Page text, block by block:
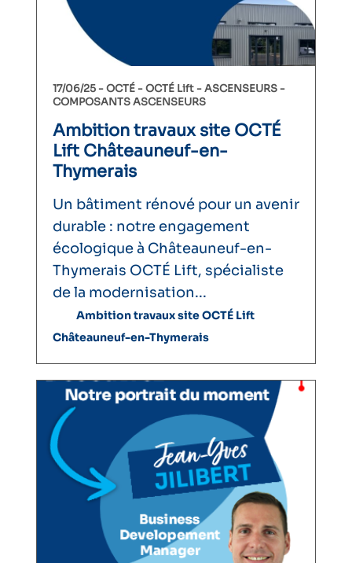
17/06/25 -OCTÉ OCTÉ Lift
ASCENSEURS
COMPOSANTS ASCENSEURS
Ambition travaux site OCTÉ
Lift Châteauneuf-en-
Thymerais
Un bâtiment rénové pour un avenir
durable : notre engagement
écologique à Châteauneuf-en-
Thymerais OCTÉ Lift, spécialiste
de la modernisation...
Ambition travaux site OCTÉ Lift
Châteauneuf-en-Thymerais